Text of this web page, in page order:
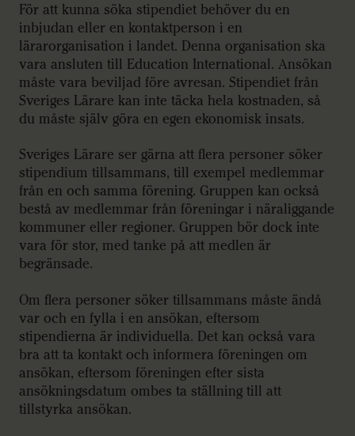
För att kunna söka stipendiet behöver du en
inbjudan eller en kontaktperson i en
lärarorganisation i landet. Denna organisation ska
vara ansluten till Education International. Ansökan
måste vara beviljad före avresan. Stipendiet från
Sveriges Lärare kan inte täcka hela kostnaden, så
du måste själv göra en egen ekonomisk insats.
Sveriges Lärare ser gärna att flera personer söker
stipendium tillsammans, till exempel medlemmar
från en och samma förening. Gruppen kan också
bestå av medlemmar från föreningar i näraliggande
kommuner eller regioner. Gruppen bör dock inte
vara för stor, med tanke på att medlen är
begränsade.
Om flera personer söker tillsammans måste ändå
var och en fylla i en ansökan, eftersom
stipendierna är individuella. Det kan också vara
bra att ta kontakt och informera föreningen om
ansökan, eftersom föreningen efter sista
ansökningsdatum ombes ta ställning till att
tillstyrka ansökan.